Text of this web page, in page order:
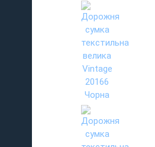
Дорожня сумка
текстильна
Vintage 20166